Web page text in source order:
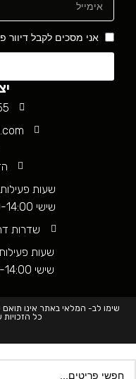
אני מסכים לקבל דיוור
שעות פעילות: א׳-ה׳
שישי 09:00-14:00
שדרות דרום
שעות פעילות: א׳-ה׳
שישי 09:00-14:00
שימו לב- המלאי באתר אינו
כל הזכויות שמורות